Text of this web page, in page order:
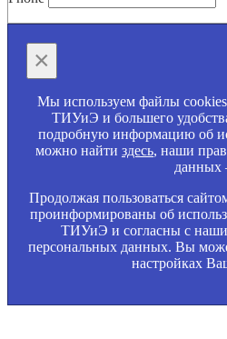
×
Мы используем файлы
ТИУиЭ и большего
подробную информацию об
можно найти здесь, наши
данных
Продолжая пользоваться
проинформированы об
ТИУиЭ и согласны с
персональных данных. Вы
настройках